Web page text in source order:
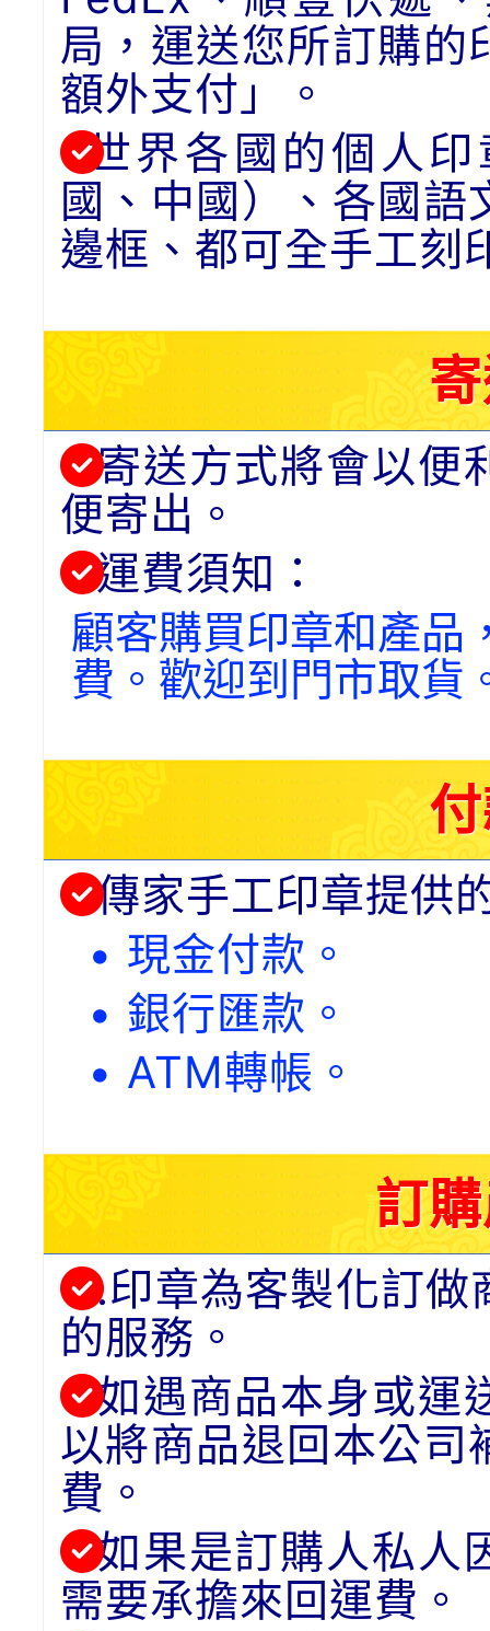
局，運送您所訂購的
額外支付」。
世界各國的個人
國、中國）、各國
邊框、都可全手工刻
寄送方式將會以便
便寄出。
運費須知：
顧客購買印章和產品
費。歡迎到門市取貨
傳家手工印章提供
• 現金付款。
• 銀行匯款。
• ATM轉帳。
訂
.印章為客製化訂做
的服務。
如遇商品本身或運
以將商品退回本公司
費。
如果是訂購人私人
需要承擔來回運費。